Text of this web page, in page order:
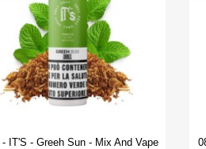
Anteprima
- IT'S - Greeh Sun - Mix And Vape